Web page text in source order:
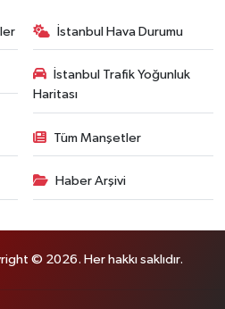
İstanbul Hava Durumu
İstanbul Trafik Yoğunluk
Haritası
Tüm Manşetler
Haber Arşivi
© 2026. Her hakkı saklıdır.